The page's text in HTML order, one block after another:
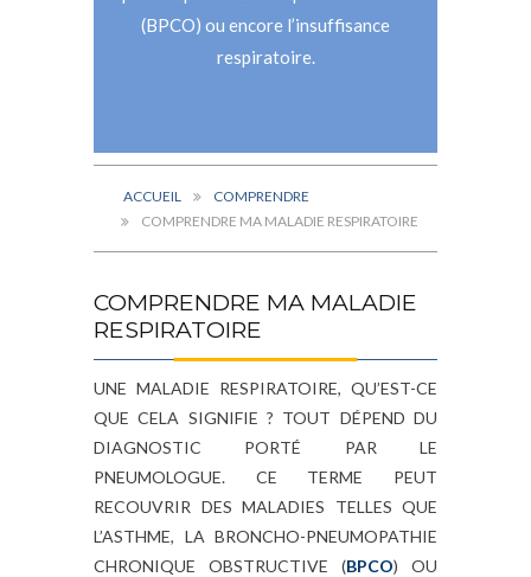
(BPCO) ou encore l’insuffisance
respiratoire.
ACCUEIL
COMPRENDRE
COMPRENDRE MA MALADIE RESPIRATOIRE
COMPRENDRE MA MALADIE
RESPIRATOIRE
UNE MALADIE RESPIRATOIRE, QU’EST-CE
QUE CELA SIGNIFIE ? TOUT DÉPEND DU
DIAGNOSTIC PORTÉ PAR LE
PNEUMOLOGUE. CE TERME PEUT
RECOUVRIR DES MALADIES TELLES QUE
L’ASTHME, LA BRONCHO-PNEUMOPATHIE
CHRONIQUE OBSTRUCTIVE (BPCO) OU